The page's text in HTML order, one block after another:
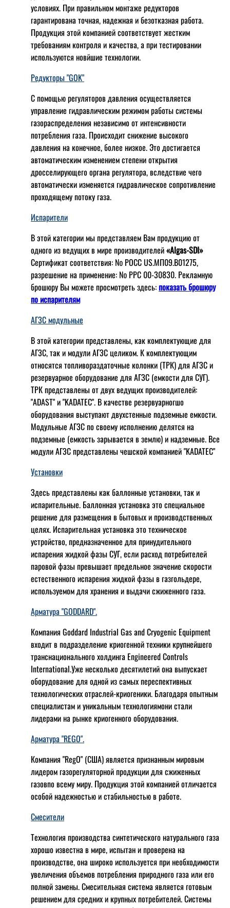
условиях. При правильном монтаже редукторов
гарантирована точная, надежная и безотказная работа.
Продукция этой компанией соответствует жестким
требованиям контроля и качества, а при тестировании
используются новйшие технологии.
Редукторы "GOK"
С помощью регуляторов давления осуществляется
управление гидравлическим режимом работы системы
газораспределения независимо от интенсивности
потребления газа. Происходит снижение высокого
давления на конечное, более низкое. Это достигается
автоматическим изменением степени открытия
дросселирующего органа регулятора, вследствие чего
автоматически изменяется гидравлическое сопротивление
проходящему потоку газа.
Испарители
В этой категории мы представляем Вам продукцию от
одного из ведущих в мире производителей«Algas-SDI»
Сертификат соответствия: № РОСС US.МП09.В01275,
разрешение на применение: № РРС 00-30830. Рекламную
брошюру Вы можете просмотреть здесь:показать брошюру
по испарителям
АГЗС модульные
В этой категории представлены, как комплектующие для
АГЗС, так и модули АГЗС целиком. К комплектующим
относятся топливораздаточные колонки (ТРК) для АГЗС и
резервуарное оборудование для АГЗС (емкости для СУГ).
ТРК представлены от двух ведущих производителей:
"ADAST" и "KADATEC". В качестве резервуарногшо
оборудования выступают двухстенные подземные емкости.
Модульные АГЗС по своему исполнению делятся на
подземные (емкость зарывается в землю) и надземные. Все
модули АГЗС представлены чешской компанией "KADATEC"
Установки
Здесь представлены как баллонные установки, так и
испарительные. Баллонная установка это специальное
решение для размещения в бытовых и производственных
целях. Испарительная установка это техническое
устройство, предназначенное для принудительного
испарения жидкой фазы СУГ, если расход потребителей
паровой фазы превышает предельное значение скорости
естественного испарения жидкой фазы в газгольдере,
используемом для хранения и выдачи сжиженного газа.
Арматура "GODDARD".
Компания Goddard Industrial Gas and Cryogenic Equipment
входит в подразделение криогенной техники крупнейшего
транснационального холдинга Engineered Controls
International.Уже несколько десятилетий она выпускает
оборудование для одной из самых переспективных
технологических отраслей-криогеники. Благодаря опытным
специалистам и уникальным технологиямони стали
лидерами на рынке криогенного оборудования.
Арматура "REGO".
Компания "RegO" (США) является признанным мировым
лидером газорегуляторной продукции для сжиженных
газовпо всему миру. Продукция этой компанией отличается
особой надежностью и стабильностью в работе.
Смесители
Технология производства синтетического натурального газа
хорошо известна в мире, испытан и проверена на
производстве, она широко используется при необходимости
увеличения объемов потребления природного газа или его
полной замены. Смесительная система является готовым
решением для средних и крупных потребителей. Системы